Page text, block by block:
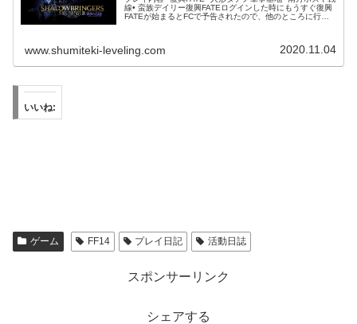
線• 蛮族デイリー復興FATEログインした時にもうすぐ復興
FATEが始まるとFCで予告されたので、他のところに行く
www.shumiteki-leveling.com 2020.11.04
いいね:
ゲーム FF14 プレイ日記 活動日誌
スポンサーリンク
シェアする